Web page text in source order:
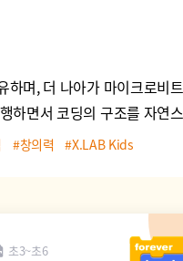
며, 더 나아가 마이크로비
하면서 코딩의 구조를 자연
#창의력 #X.LAB Kids
초3~초6